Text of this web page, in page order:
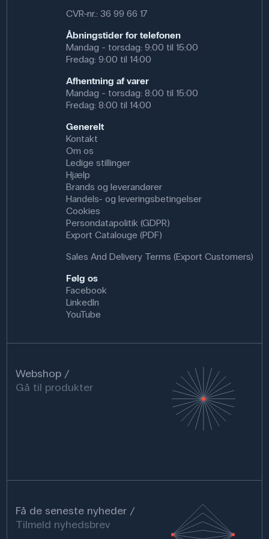
Dimensioner: (ø x l) 2 mm x 15 m
CVR-nr.: 36 99 66 17
Åbningstider for telefonen
Mandag - torsdag: 9:00 til 15:00
Fredag: 9:00 til 14:00
Afhentning af varer
Mandag - torsdag: 8:00 til 15:00
Fredag: 8:00 til 14:00
Generelt
Kontakt
Om os
Ledige stillinger
Hjælp
Brands og leverandører
Handels- og leveringsbetingelser
Cookies
Persondatapolitik (GDPR)
Export Catalouge (PDF)
Sales And Delivery Terms (Export Customers)
Følg os
Facebook
LinkedIn
YouTube
Webshop
Gå til produkter
Få de seneste nyheder
Tilmeld nyhedsbrev